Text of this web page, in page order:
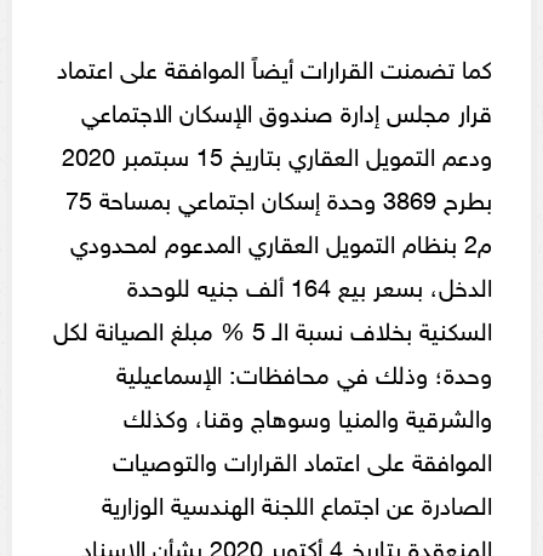
كما تضمنت القرارات أيضاً الموافقة على اعتماد
قرار مجلس إدارة صندوق الإسكان الاجتماعي
ودعم التمويل العقاري بتاريخ 15 سبتمبر 2020
بطرح 3869 وحدة إسكان اجتماعي بمساحة 75
م2 بنظام التمويل العقاري المدعوم لمحدودي
الدخل، بسعر بيع 164 ألف جنيه للوحدة
السكنية بخلاف نسبة الـ 5 % مبلغ الصيانة لكل
وحدة؛ وذلك في محافظات: الإسماعيلية
والشرقية والمنيا وسوهاج وقنا، وكذلك
الموافقة على اعتماد القرارات والتوصيات
الصادرة عن اجتماع اللجنة الهندسية الوزارية
المنعقدة بتاريخ 4 أكتوبر 2020 بشأن الإسناد